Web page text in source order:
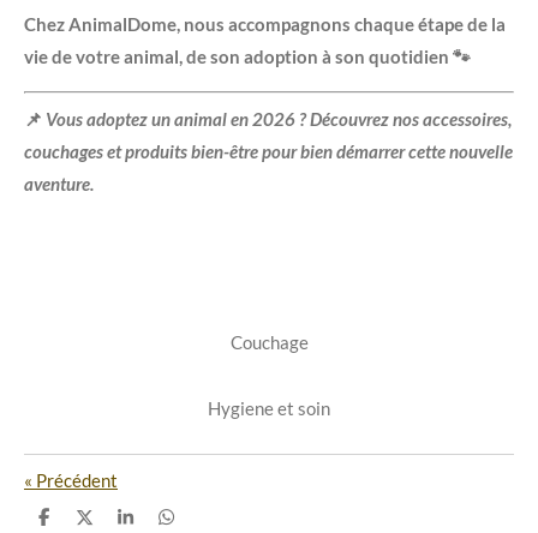
Chez AnimalDome, nous accompagnons chaque étape de la
vie de votre animal, de son adoption à son quotidien 🐾
📌 Vous adoptez un animal en 2026 ? Découvrez nos accessoires,
couchages et produits bien-être pour bien démarrer cette nouvelle
aventure.
Couchage
Hygiene et soin
« Précédent
P
P
P
P